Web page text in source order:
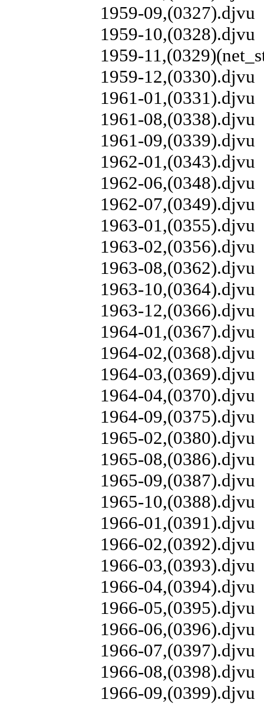
1959-09,(0327).djvu
1959-10,(0328).djvu
1959-
1959-12,(0330).djvu
1961-01,(0331).djvu
1961-08,(0338).djvu
1961-09,(0339).djvu
1962-01,(0343).djvu
1962-06,(0348).djvu
1962-07,(0349).djvu
1963-01,(0355).djvu
1963-02,(0356).djvu
1963-08,(0362).djvu
1963-10,(0364).djvu
1963-12,(0366).djvu
1964-01,(0367).djvu
1964-02,(0368).djvu
1964-03,(0369).djvu
1964-04,(0370).djvu
1964-09,(0375).djvu
1965-02,(0380).djvu
1965-08,(0386).djvu
1965-09,(0387).djvu
1965-10,(0388).djvu
1966-01,(0391).djvu
1966-02,(0392).djvu
1966-03,(0393).djvu
1966-04,(0394).djvu
1966-05,(0395).djvu
1966-06,(0396).djvu
1966-07,(0397).djvu
1966-08,(0398).djvu
1966-09,(0399).djvu